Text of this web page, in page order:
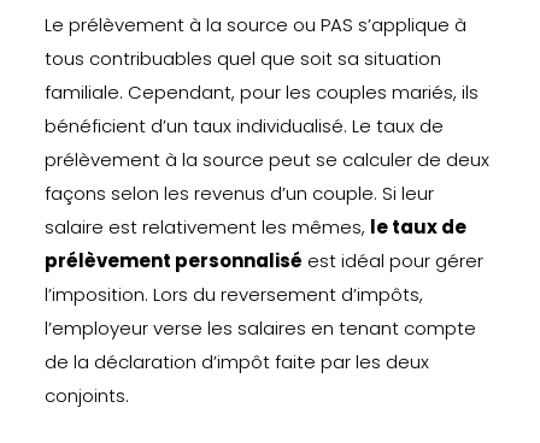
Le prélèvement à la source ou PAS s’applique à
tous contribuables quel que soit sa situation
familiale. Cependant, pour les couples mariés, ils
bénéficient d’un taux individualisé. Le taux de
prélèvement à la source peut se calculer de deux
façons selon les revenus d’un couple. Si leur
salaire est relativement les mêmes, le taux de
prélèvement personnalisé est idéal pour gérer
l’imposition. Lors du reversement d’impôts,
l’employeur verse les salaires en tenant compte
de la déclaration d’impôt faite par les deux
conjoints.